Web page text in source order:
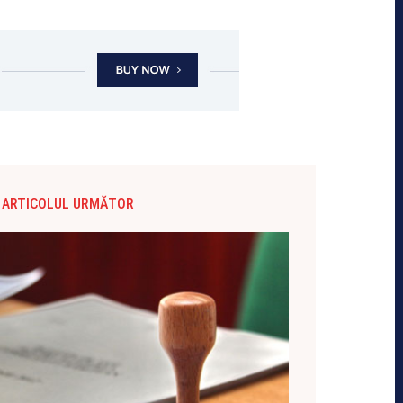
ARTICOLUL URMĂTOR